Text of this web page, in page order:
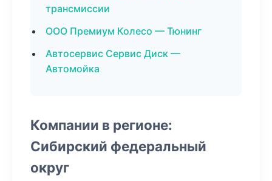
трансмиссии
ООО Премиум Колесо — Тюнинг
Автосервис Сервис Диск —
Автомойка
Компании в регионе:
Сибирский федеральный
округ